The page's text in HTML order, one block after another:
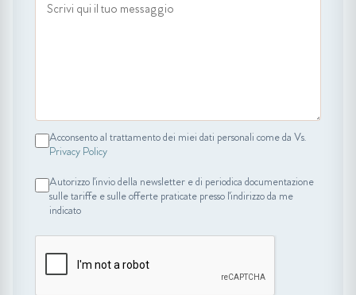
Acconsento al trattamento dei miei dati personali come da Vs.
Privacy Policy
Autorizzo l'invio della newsletter e di periodica documentazione
sulle tariffe e sulle offerte praticate presso l'indirizzo da me
indicato